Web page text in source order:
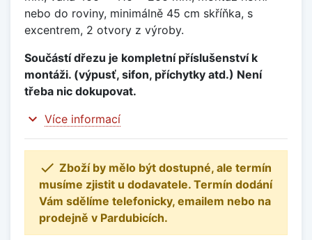
nebo do roviny, minimálně 45 cm skříňka, s
excentrem, 2 otvory z výroby.
Součástí dřezu je kompletní příslušenství k
montáži. (výpusť, sifon, příchytky atd.) Není
třeba nic dokupovat.
expand_more Více informací
 Zboží by mělo být dostupné, ale termín
musíme zjistit u dodavatele. Termín dodání
Vám sdělíme telefonicky, emailem nebo na
prodejně v Pardubicích.